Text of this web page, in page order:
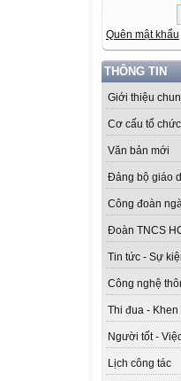
Quên mật khẩu
THÔNG TIN
Giới thiệu
Cơ cấu tổ chức
Văn bản mới
Đảng bộ giáo
Công đoàn
Đoàn TNCS
Tin tức - Sự
Công nghệ
Thi đua -
Người tốt -
Lịch công tác